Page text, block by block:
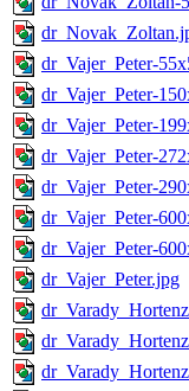
dr_Vajer_Peter-
dr_Vajer_Peter-
dr_Vajer_Peter-
dr_Vajer_Peter-
dr_Vajer_Peter-
dr_Vajer_Peter-
dr_Vajer_Peter-
dr_Vajer_Peter.jpg